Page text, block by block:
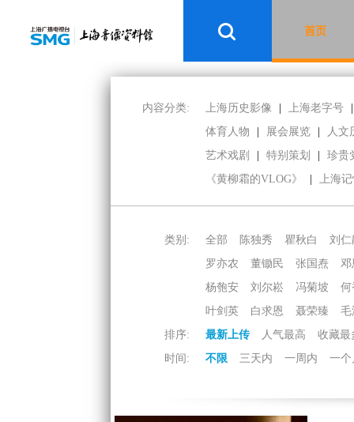
首页
内容分类: 上海历史影像 上海老字号
体育人物
展会展览
人文
艺术戏剧
特别策划
珍贵
《黄柳霜的VLOG》
上海
类别: 全部 陈独秀 瞿秋白
刘仁
罗亦农
董锄民 张国焘
邓
杨匏安
刘尔崧 冯菊坡
何
叶剑英
白求恩 聂荣臻
毛
排序:
最新上传 人气最高
收藏最
时间:
不限 三天内 一周内 一个